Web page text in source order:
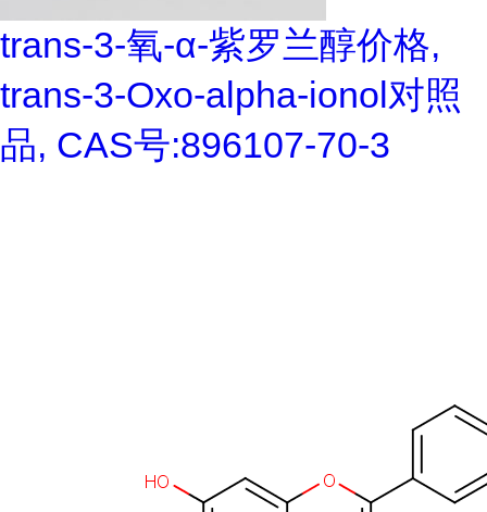
trans-3-氧-α-紫罗兰醇价格,
trans-3-Oxo-alpha-ionol对照
品, CAS号:896107-70-3